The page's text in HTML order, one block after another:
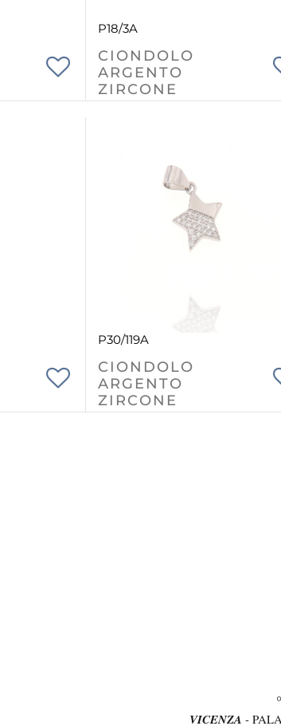
P18/3A
CIONDOLO
ARGENTO
ZIRCONE
P30/119A
CIONDOLO
ARGENTO
ZIRCONE
VICENZA -